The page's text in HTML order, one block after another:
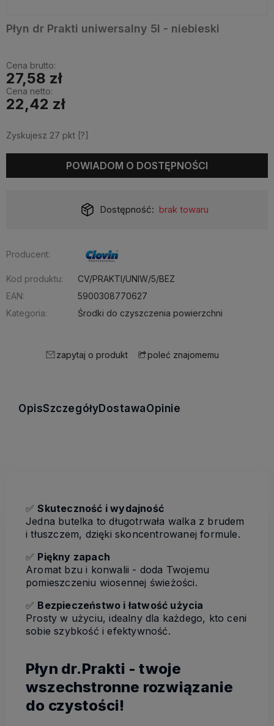
Płyn dr Prakti uniwersalny 5l - niebieski
Cena brutto:
27,58 zł
Cena netto:
22,42 zł
Zyskujesz 27 pkt [?]
POWIADOM O DOSTĘPNOŚCI
Dostępność: brak towaru
Producent:
Kod produktu:
CV/PRAKTI/UNIW/5/BEZ
EAN:
5900308770627
Kategoria:
Środki do czyszczenia powierzchni
zapytaj o produkt poleć znajomemu
OpisSzczegółyDostawaOpinie
✅ Skuteczność i wydajność
Jedna butelka to długotrwała walka z brudem
i tłuszczem, dzięki skoncentrowanej formule.
✅ Piękny zapach
Aromat bzu i konwalii - doda Twojemu
pomieszczeniu wiosennej świeżości.
✅ Bezpieczeństwo i łatwość użycia
Prosty w użyciu, idealny dla każdego, kto ceni
sobie szybkość i efektywność.
Płyn dr.Prakti - twoje
wszechstronne rozwiązanie
do czystości!